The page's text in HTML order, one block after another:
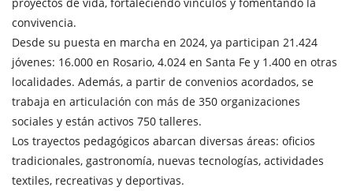
convivencia.
Desde su puesta en marcha en 2024, ya participan 21.424
jóvenes: 16.000 en Rosario, 4.024 en Santa Fe y 1.400 en otras
localidades. Además, a partir de convenios acordados, se
trabaja en articulación con más de 350 organizaciones
sociales y están activos 750 talleres.
Los trayectos pedagógicos abarcan diversas áreas: oficios
tradicionales, gastronomía, nuevas tecnologías, actividades
textiles, recreativas y deportivas.